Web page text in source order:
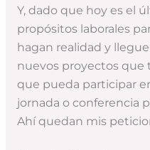
Y, dado que hoy es el
propósitos laborales
hagan realidad y
nuevos proyectos que
que pueda participar
jornada o conferencia
Ahí quedan mis